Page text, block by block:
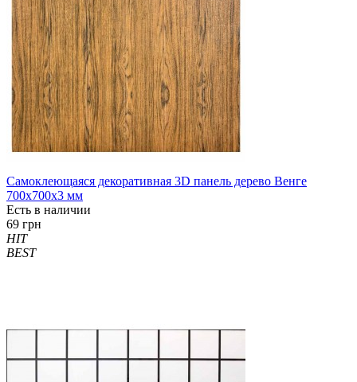
Самоклеющаяся декоративная 3D панель дерево Венге
700x700x3 мм
Есть в наличии
69 грн
HIT
BEST